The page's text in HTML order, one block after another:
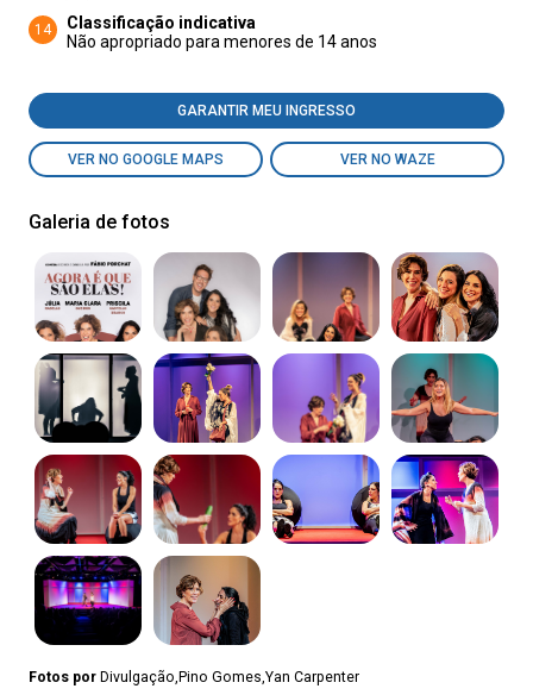
14
Classificação indicativa
Não apropriado para menores de 14 anos
GARANTIR MEU INGRESSO
VER NO GOOGLE MAPS VER NO WAZE
Galeria de fotos
Fotos por Divulgação,Pino Gomes,Yan Carpenter